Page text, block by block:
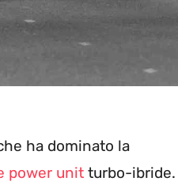
ha dominato la
power unit turbo-ibride.